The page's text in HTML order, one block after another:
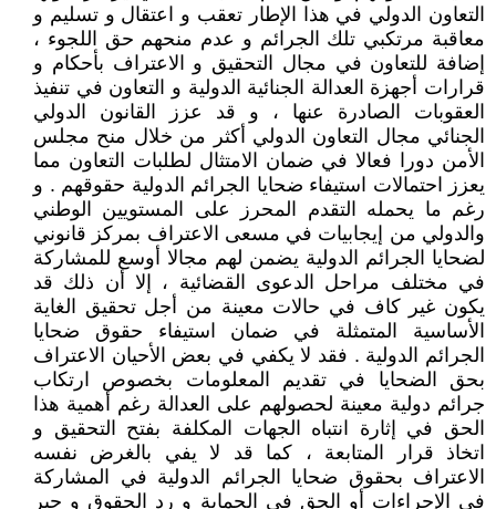
التعاون الدولي في هذا الإطار تعقب و اعتقال و تسليم و
معاقبة مرتكبي تلك الجرائم و عدم منحهم حق اللجوء ،
إضافة للتعاون في مجال التحقيق و الاعتراف بأحكام و
قرارات أجهزة العدالة الجنائية الدولية و التعاون في تنفيذ
العقوبات الصادرة عنها ، و قد عزز القانون الدولي
الجنائي مجال التعاون الدولي أكثر من خلال منح مجلس
الأمن دورا فعالا في ضمان الامتثال لطلبات التعاون مما
يعزز احتمالات استيفاء ضحايا الجرائم الدولية حقوقهم . و
رغم ما يحمله التقدم المحرز على المستويين الوطني
والدولي من إيجابيات في مسعى الاعتراف بمركز قانوني
لضحايا الجرائم الدولية يضمن لهم مجالا أوسع للمشاركة
في مختلف مراحل الدعوى القضائية ، إلا أن ذلك قد
يكون غير كاف في حالات معينة من أجل تحقيق الغاية
الأساسية المتمثلة في ضمان استيفاء حقوق ضحايا
الجرائم الدولية . فقد لا يكفي في بعض الأحيان الاعتراف
بحق الضحايا في تقديم المعلومات بخصوص ارتكاب
جرائم دولية معينة لحصولهم على العدالة رغم أهمية هذا
الحق في إثارة انتباه الجهات المكلفة بفتح التحقيق و
اتخاذ قرار المتابعة ، كما قد لا يفي بالغرض نفسه
الاعتراف بحقوق ضحايا الجرائم الدولية في المشاركة
في الإجراءات أو الحق في الحماية و رد الحقوق و جبر